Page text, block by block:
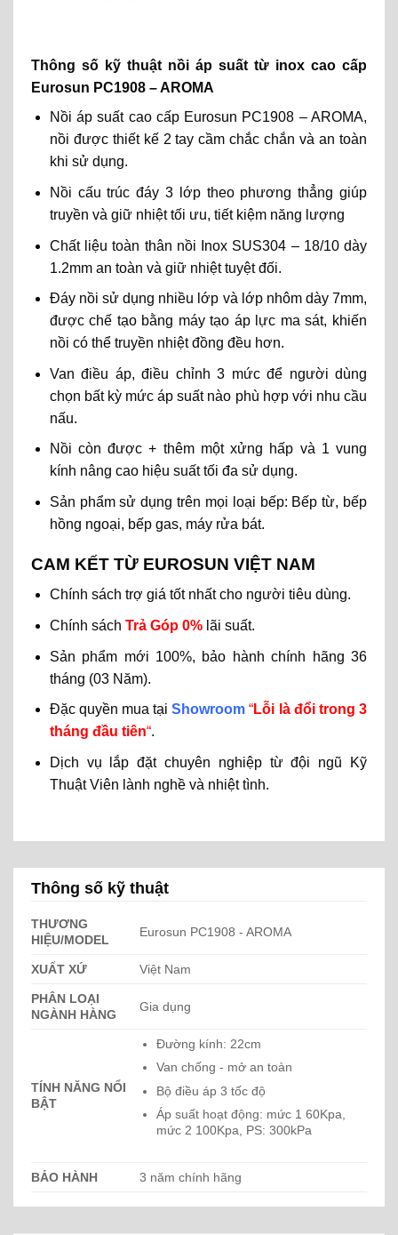
Thông số kỹ thuật nồi áp suất từ inox cao cấp
Eurosun PC1908 – AROMA
Nồi áp suất cao cấp Eurosun PC1908 – AROMA,
nồi được thiết kế 2 tay cầm chắc chắn và an toàn
khi sử dụng.
Nồi cấu trúc đáy 3 lớp theo phương thẳng giúp
truyền và giữ nhiệt tối ưu, tiết kiệm năng lượng
Chất liệu toàn thân nồi Inox SUS304 – 18/10 dày
1.2mm an toàn và giữ nhiệt tuyệt đối.
Đáy nồi sử dụng nhiều lớp và lớp nhôm dày 7mm,
được chế tạo bằng máy tạo áp lực ma sát, khiến
nồi có thể truyền nhiệt đồng đều hơn.
Van điều áp, điều chỉnh 3 mức để người dùng
chọn bất kỳ mức áp suất nào phù hợp với nhu cầu
nấu.
Nồi còn được + thêm một xửng hấp và 1 vung
kính nâng cao hiệu suất tối đa sử dụng.
Sản phẩm sử dụng trên mọi loại bếp: Bếp từ, bếp
hồng ngoại, bếp gas, máy rửa bát.
CAM KẾT TỪ EUROSUN VIỆT NAM
Chính sách trợ giá tốt nhất cho người tiêu dùng.
Chính sách Trả Góp 0%lãi suất.
Sản phẩm mới 100%, bảo hành chính hãng 36
tháng (03 Năm).
Đặc quyền mua tạiShowroom “Lỗi là đổi trong 3
tháng đầu tiên“.
Dịch vụ lắp đặt chuyên nghiệp từ đội ngũ Kỹ
Thuật Viên lành nghề và nhiệt tình.
Thông số kỹ thuật
THƯƠNG
HIỆU/MODEL
Eurosun PC1908 - AROMA
XUẤT XỨ Việt Nam
PHÂN LOẠI
NGÀNH HÀNG
Gia dụng
TÍNH NĂNG NỔI
BẬT
Đường kính: 22cm
Van chống - mở an toàn
Bộ điều áp 3 tốc độ
Áp suất hoạt động: mức 1 60Kpa,
mức 2 100Kpa, PS: 300kPa
BẢO HÀNH 3 năm chính hãng